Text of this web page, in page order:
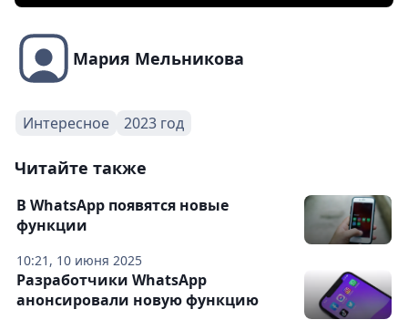
Мария Мельникова
Интересное 2023 год
Читайте также
10:21, 10 июня 2025
В WhatsApp появятся новые
функции
Разработчики WhatsApp
анонсировали новую функцию